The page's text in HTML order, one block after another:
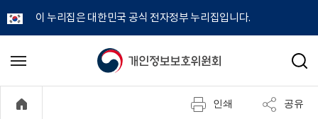
이 누리집은 대한민국 공식 전자정부 누리집입니다.
개
메
기
검
인쇄 공유